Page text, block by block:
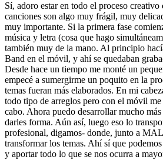
Sí, adoro estar en todo el proceso
canciones son algo muy frágil, muy
muy importante. Si la primera fase
música y letra (cosa que hago
también muy de la mano. Al principio
Band en el móvil, y ahí se quedaban
Desde hace un tiempo me monté un
empecé a sumergirme un poquito en la
temas fueran más elaborados. En mi
todo tipo de arreglos pero con el móvil
cabo. Ahora puedo desarrollar mucho
darles forma. Aún así, luego eso lo
profesional, digamos- donde, junto a
transformar los temas. Ahí sí que
y aportar todo lo que se nos ocurra a